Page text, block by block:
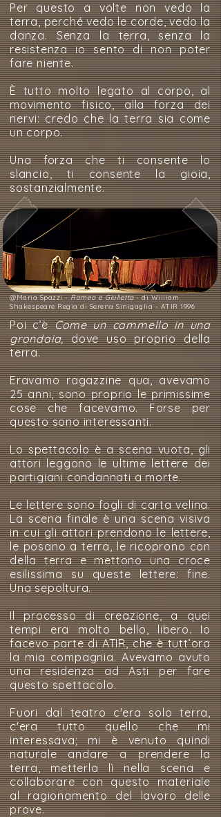
Per questo a volte non vedo la
terra, perché vedo le corde, vedo la
danza. Senza la terra, senza la
resistenza io sento di non poter
fare niente.
È tutto molto legato al corpo, al
movimento fisico, alla forza dei
nervi: credo che la terra sia come
un corpo.
Una forza che ti consente lo
slancio, ti consente la gioia,
sostanzialmente.
@Maria Spazzi -Romeo e Giulietta- di William
Shakespeare Regia di Serena Sinigaglia - ATIR 1996
Poi c’èCome un cammello in una
grondaia,dove uso proprio della
terra.
Eravamo ragazzine qua, avevamo
25 anni, sono proprio le primissime
cose che facevamo. Forse per
questo sono interessanti.
Lo spettacolo è a scena vuota, gli
attori leggono le ultime lettere dei
partigiani condannati a morte.
Le lettere sono fogli di carta velina.
La scena finale è una scena visiva
in cui gli attori prendono le lettere,
le posano a terra, le ricoprono con
della terra e mettono una croce
esilissima su queste lettere: fine.
Una sepoltura.
Il processo di creazione, a quei
tempi era molto bello, libero. Io
facevo parte di ATIR, che è tutt’ora
la mia compagnia. Avevamo avuto
una residenza ad Asti per fare
questo spettacolo.
Fuori dal teatro c'era solo terra,
c'era tutto quello che mi
interessava; mi è venuto quindi
naturale andare a prendere la
terra, metterla lì nella scena e
collaborare con questo materiale
al ragionamento del lavoro delle
prove.